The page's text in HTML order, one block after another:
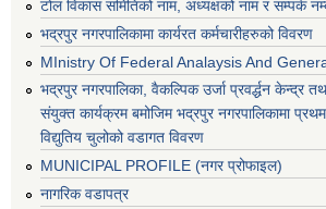
टोल विकास समितिको नाम, अध्यक्षको नाम र सम्पर्क
भद्रपुर नगरपालिकामा कार्यरत कर्मचारीहरुको विवरण
MInistry Of Federal Analaysis And
भद्रपुर नगरपालिका, वैकल्पिक उर्जा प्रवर्द्धन केन्द्र
संयुक्त कार्यक्रम बमोजिम भद्रपुर नगरपालिकामा
विद्युतिय चुलोको वडागत विवरण
MUNICIPAL PROFILE (नगर प्रोफाइल)
नागरिक वडापत्र